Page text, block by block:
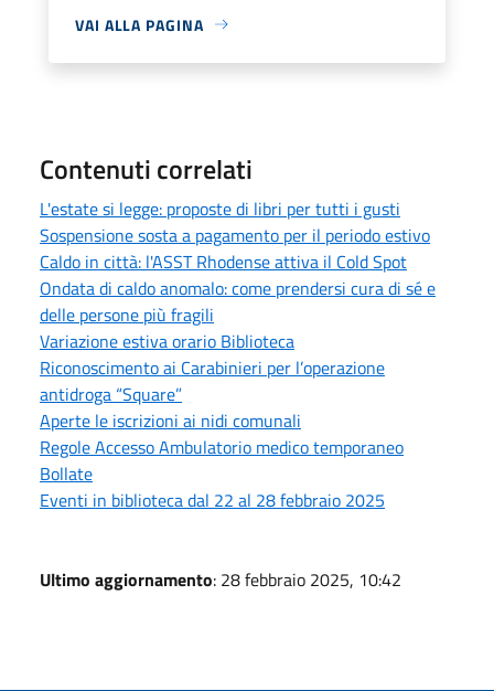
VAI ALLA PAGINA
Contenuti correlati
L'estate si legge: proposte di libri per tutti i gusti
Sospensione sosta a pagamento per il periodo estivo
Caldo in città: l'ASST Rhodense attiva il Cold Spot
Ondata di caldo anomalo: come prendersi cura di sé e
delle persone più fragili
Variazione estiva orario Biblioteca
Riconoscimento ai Carabinieri per l’operazione
antidroga “Square”
Aperte le iscrizioni ai nidi comunali
Regole Accesso Ambulatorio medico temporaneo
Bollate
Eventi in biblioteca dal 22 al 28 febbraio 2025
Ultimo aggiornamento: 28 febbraio 2025, 10:42